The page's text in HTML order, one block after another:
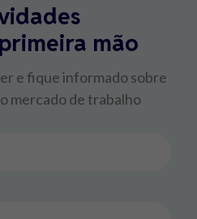
mão
e fique informado sobre
mercado de trabalho